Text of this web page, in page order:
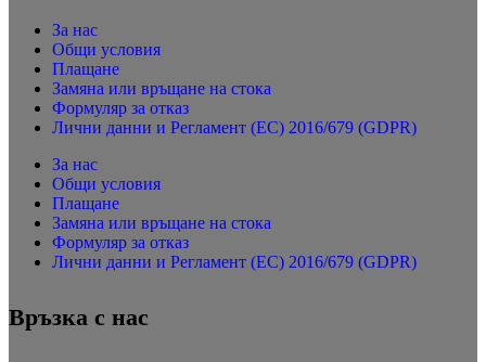
За нас
Общи условия
Плащане
Замяна или връщане на стока
Формуляр за отказ
Лични данни и Регламент (ЕС) 2016/679 (GDPR)
За нас
Общи условия
Плащане
Замяна или връщане на стока
Формуляр за отказ
Лични данни и Регламент (ЕС) 2016/679 (GDPR)
Връзка с нас